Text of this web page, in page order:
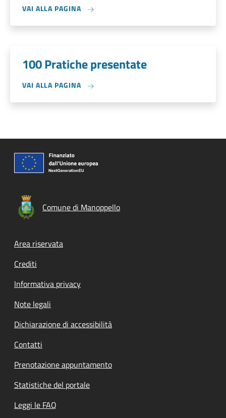
VAI ALLA PAGINA
100 Pratiche presentate
VAI ALLA PAGINA
Comune di Manoppello
Footer menu
Area riservata
Crediti
Informativa privacy
Note legali
Dichiarazione di accessibilità
Contatti
Prenotazione appuntamento
Statistiche del portale
Leggi le FAQ